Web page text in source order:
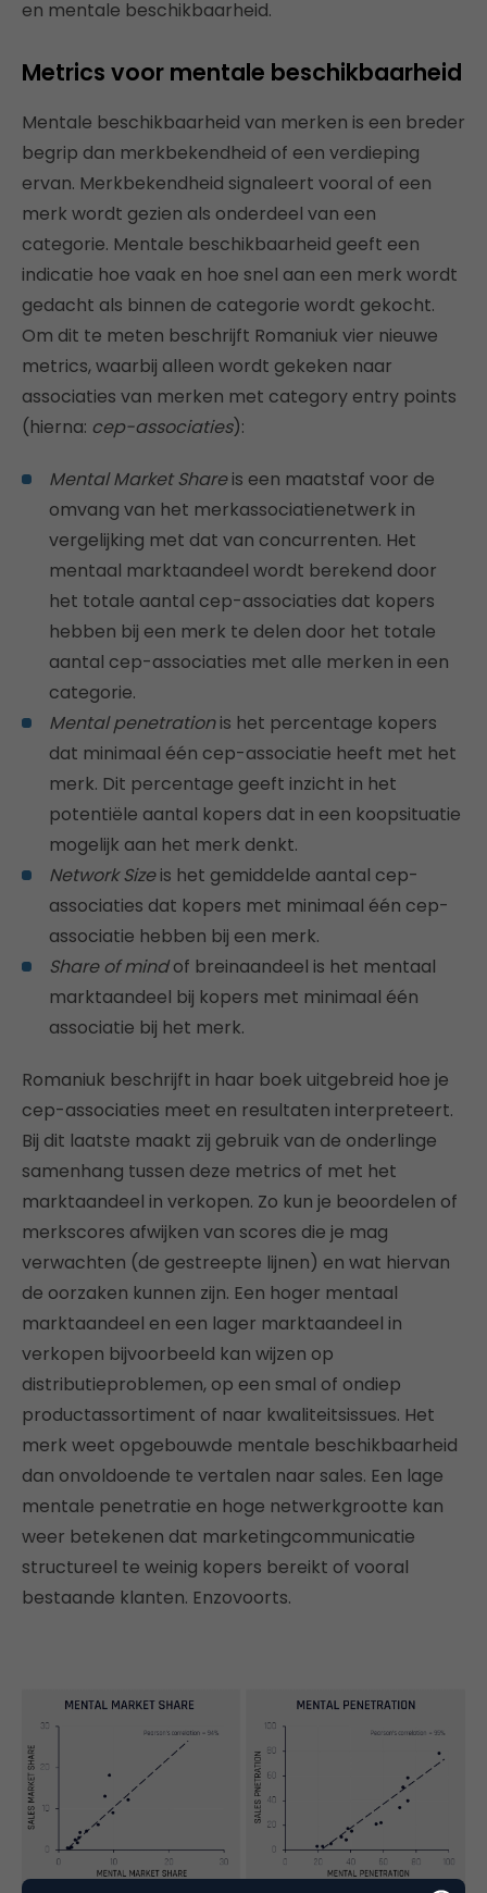
en mentale beschikbaarheid.
Metrics voor mentale beschikbaarheid
Mentale beschikbaarheid van merken is een breder
begrip dan merkbekendheid of een verdieping
ervan. Merkbekendheid signaleert vooral of een
merk wordt gezien als onderdeel van een
categorie. Mentale beschikbaarheid geeft een
indicatie hoe vaak en hoe snel aan een merk wordt
gedacht als binnen de categorie wordt gekocht.
Om dit te meten beschrijft Romaniuk vier nieuwe
metrics, waarbij alleen wordt gekeken naar
associaties van merken met category entry points
(hierna: cep-associaties):
Mental Market Shareis een maatstaf voor de
omvang van het merkassociatienetwerk in
vergelijking met dat van concurrenten. Het
mentaal marktaandeel wordt berekend door
het totale aantal cep-associaties dat kopers
hebben bij een merk te delen door het totale
aantal cep-associaties met alle merken in een
categorie.
Mental penetrationis het percentage kopers
dat minimaal één cep-associatie heeft met het
merk. Dit percentage geeft inzicht in het
potentiële aantal kopers dat in een koopsituatie
mogelijk aan het merk denkt.
Network Sizeis het gemiddelde aantal cep-
associaties dat kopers met minimaal één cep-
associatie hebben bij een merk.
Share of mindof breinaandeel is het mentaal
marktaandeel bij kopers met minimaal één
associatie bij het merk.
Romaniuk beschrijft in haar boek uitgebreid hoe je
cep-associaties meet en resultaten interpreteert.
Bij dit laatste maakt zij gebruik van de onderlinge
samenhang tussen deze metrics of met het
marktaandeel in verkopen. Zo kun je beoordelen of
merkscores afwijken van scores die je mag
verwachten (de gestreepte lijnen) en wat hiervan
de oorzaken kunnen zijn. Een hoger mentaal
marktaandeel en een lager marktaandeel in
verkopen bijvoorbeeld kan wijzen op
distributieproblemen, op een smal of ondiep
productassortiment of naar kwaliteitsissues. Het
merk weet opgebouwde mentale beschikbaarheid
dan onvoldoende te vertalen naar sales. Een lage
mentale penetratie en hoge netwerkgrootte kan
weer betekenen dat marketingcommunicatie
structureel te weinig kopers bereikt of vooral
bestaande klanten. Enzovoorts.